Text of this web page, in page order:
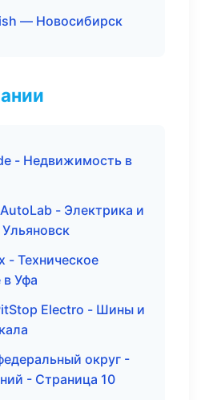
— Новосибирск
- Недвижимость в
- Электрика и
- Техническое
Уфа
Electro - Шины и
округ -
- Страница 10